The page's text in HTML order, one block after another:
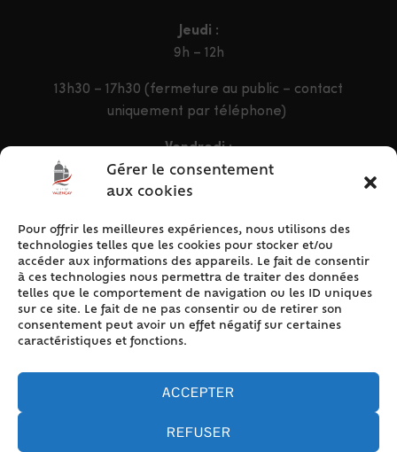
Gérer le consentement
aux cookies
Pour offrir les meilleures expériences, nous utilisons des
technologies telles que les cookies pour stocker et/ou
accéder aux informations des appareils. Le fait de consentir
à ces technologies nous permettra de traiter des données
telles que le comportement de navigation ou les ID uniques
sur ce site. Le fait de ne pas consentir ou de retirer son
consentement peut avoir un effet négatif sur certaines
caractéristiques et fonctions.
ACCEPTER
REFUSER
Jeudi :
9h – 12h
13h30 – 17h30 (fermeture au public – contact
uniquement par téléphone)
Vendredi :
9h – 12h & 13h30 – 16h30
ACCÈS RAPIDE
Accueil
Contact
Plan du site
Mentions légales
Politique de cookies (UE)